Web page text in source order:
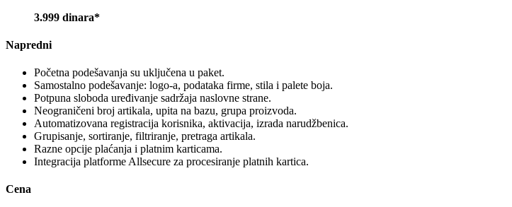
3.999 dinara*
Napredni
Početna podešavanja su uključena u paket.
Samostalno podešavanje: logo-a, podataka firme, stila i palete boja.
Potpuna sloboda uređivanje sadržaja naslovne strane.
Neograničeni broj artikala, upita na bazu, grupa proizvoda.
Automatizovana registracija korisnika, aktivacija, izrada narudžbenica.
Grupisanje, sortiranje, filtriranje, pretraga artikala.
Razne opcije plaćanja i platnim karticama.
Integracija platforme Allsecure za procesiranje platnih kartica.
Cena